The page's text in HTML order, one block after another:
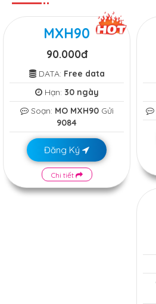
MXH90
90.000đ
DATA: Free data
Hạn: 30 ngày
Soạn: MO MXH90Gửi
9084
Đăng Ký
Chi tiết